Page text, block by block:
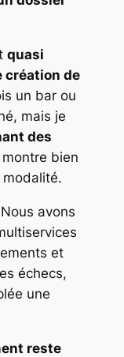
quasi
création de
un bar ou
mais je
des
bien
avons
et
échecs,
une
reste